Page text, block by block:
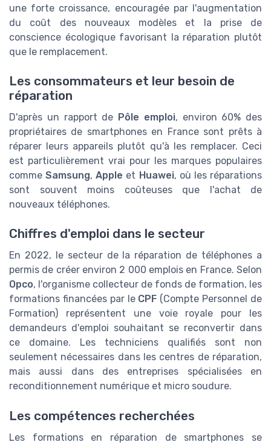
une forte croissance, encouragée par l'augmentation
du coût des nouveaux modèles et la prise de
conscience écologique favorisant la réparation plutôt
que le remplacement.
Les consommateurs et leur besoin de
réparation
D'après un rapport de Pôle emploi, environ 60% des
propriétaires de smartphones en France sont prêts à
réparer leurs appareils plutôt qu'à les remplacer. Ceci
est particulièrement vrai pour les marques populaires
commeSamsung,Apple et Huawei, où les réparations
sont souvent moins coûteuses que l'achat de
nouveaux téléphones.
Chiffres d'emploi dans le secteur
En 2022, le secteur de la réparation de téléphones a
permis de créer environ 2 000 emplois en France. Selon
Opco, l'organisme collecteur de fonds de formation, les
formations financées par le CPF (Compte Personnel de
Formation) représentent une voie royale pour les
demandeurs d'emploi souhaitant se reconvertir dans
ce domaine. Les techniciens qualifiés sont non
seulement nécessaires dans les centres de réparation,
mais aussi dans des entreprises spécialisées en
reconditionnement numérique et micro soudure.
Les compétences recherchées
Les formations en réparation de smartphones se